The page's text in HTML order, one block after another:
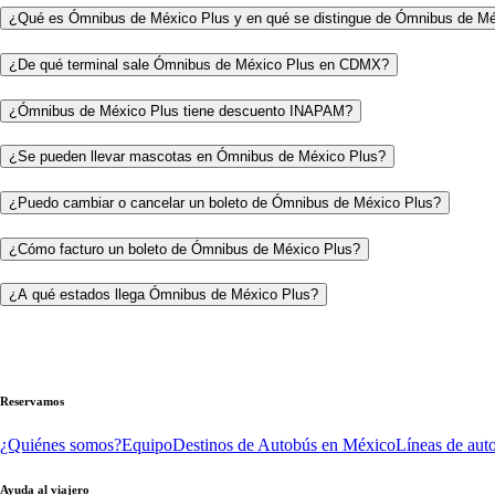
¿Qué es Ómnibus de México Plus y en qué se distingue de Ómnibus de
¿De qué terminal sale Ómnibus de México Plus en CDMX?
¿Ómnibus de México Plus tiene descuento INAPAM?
¿Se pueden llevar mascotas en Ómnibus de México Plus?
¿Puedo cambiar o cancelar un boleto de Ómnibus de México Plus?
¿Cómo facturo un boleto de Ómnibus de México Plus?
¿A qué estados llega Ómnibus de México Plus?
Reservamos
¿Quiénes somos?EquipoDestinos de Autobús en MéxicoLíneas de
Ayuda al viajero